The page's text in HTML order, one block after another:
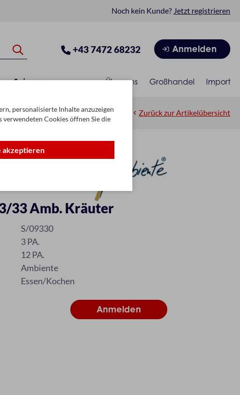
Noch kein Kunde? Jetzt registrieren
+43 7472 68232 Anmelden
Saisonen Über uns Großhandel Import
Zurück zur Artikelübersicht
33 Amb. Kräuter
S/09330
3 PA.
12 PA.
Ambiente
Essen/Kochen
personalisierte Inhalte anzuzeigen
Cookies öffnen Sie die
akzeptieren